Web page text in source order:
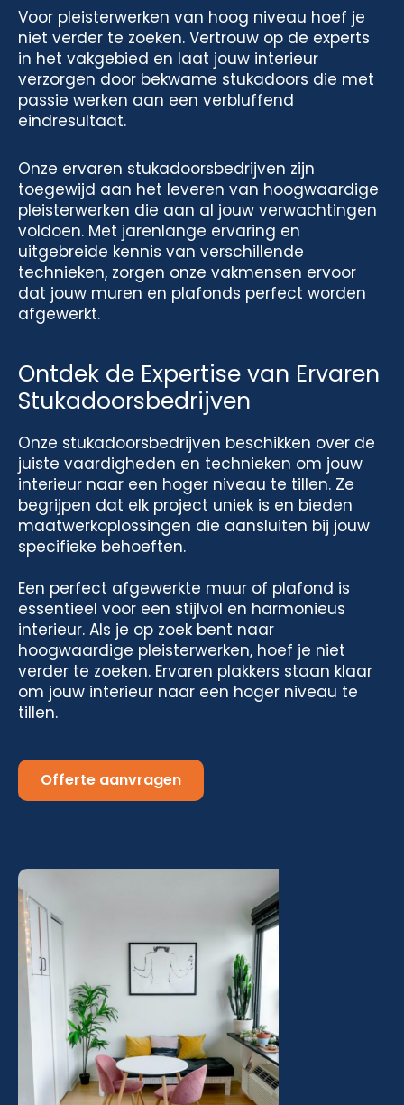
Voor pleisterwerken van hoog niveau hoef je
niet verder te zoeken. Vertrouw op de experts
in het vakgebied en laat jouw interieur
verzorgen door bekwame stukadoors die met
passie werken aan een verbluffend
eindresultaat.
Onze ervaren stukadoorsbedrijven zijn
toegewijd aan het leveren van hoogwaardige
pleisterwerken die aan al jouw verwachtingen
voldoen. Met jarenlange ervaring en
uitgebreide kennis van verschillende
technieken, zorgen onze vakmensen ervoor
dat jouw muren en plafonds perfect worden
afgewerkt.
Ontdek de Expertise van Ervaren
Stukadoorsbedrijven
Onze stukadoorsbedrijven beschikken over de
juiste vaardigheden en technieken om jouw
interieur naar een hoger niveau te tillen. Ze
begrijpen dat elk project uniek is en bieden
maatwerkoplossingen die aansluiten bij jouw
specifieke behoeften.
Een perfect afgewerkte muur of plafond is
essentieel voor een stijlvol en harmonieus
interieur. Als je op zoek bent naar
hoogwaardige pleisterwerken, hoef je niet
verder te zoeken. Ervaren plakkers staan klaar
om jouw interieur naar een hoger niveau te
tillen.
Offerte aanvragen